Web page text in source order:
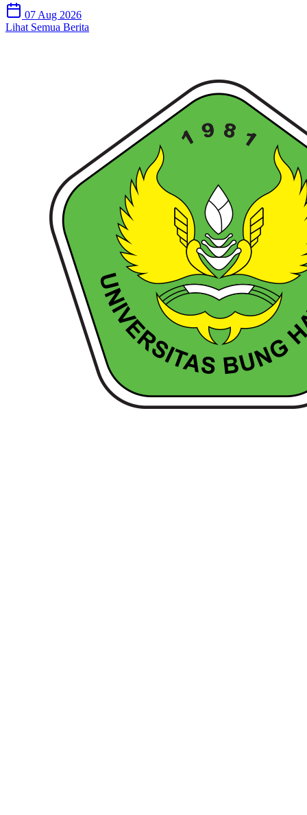
07 Aug 2026
Lihat Semua Berita